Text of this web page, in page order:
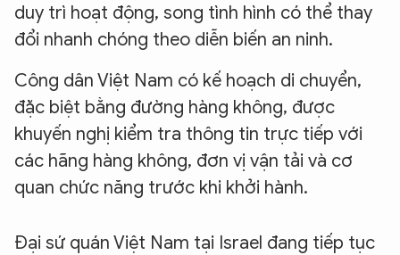
duy trì hoạt động, song tình hình có thể thay
đổi nhanh chóng theo diễn biến an ninh.
Công dân Việt Nam có kế hoạch di chuyển,
đặc biệt bằng đường hàng không, được
khuyến nghị kiểm tra thông tin trực tiếp với
các hãng hàng không, đơn vị vận tải và cơ
quan chức năng trước khi khởi hành.
Đại sứ quán Việt Nam tại Israel đang tiếp tục